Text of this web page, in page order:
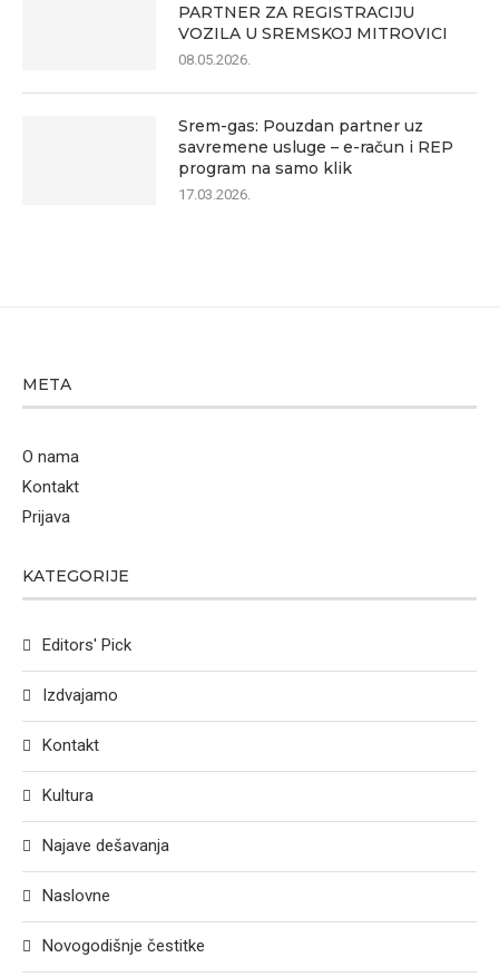
PARTNER ZA REGISTRACIJU
VOZILA U SREMSKOJ MITROVICI
08.05.2026.
Srem-gas: Pouzdan partner uz
savremene usluge – e-račun i REP
program na samo klik
17.03.2026.
META
O nama
Kontakt
Prijava
KATEGORIJE
Editors' Pick
Izdvajamo
Kontakt
Kultura
Najave dešavanja
Naslovne
Novogodišnje čestitke